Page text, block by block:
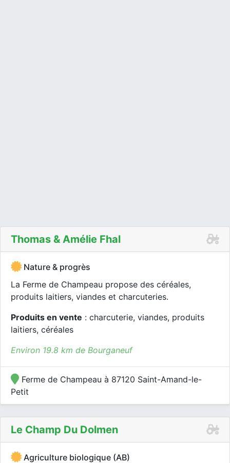
Thomas & Amélie Fhal
Nature & progrès
La Ferme de Champeau propose des céréales,
produits laitiers, viandes et charcuteries.
Produits en vente : charcuterie, viandes, produits
laitiers, céréales
Environ 19.8 km de Bourganeuf
Ferme de Champeau à 87120 Saint-Amand-le-
Petit
Le Champ Du Dolmen
Agriculture biologique (AB)